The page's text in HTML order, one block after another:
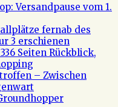
Versandpause vom 1.
fernab des
3 erschienen
Seiten Rückblick,
– Zwischen